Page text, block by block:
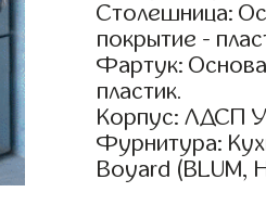
Столешница:
покрытие -
Фартук:
пластик.
Корпус: ЛДСП
Фурнитура:
Boyard (BLUM,